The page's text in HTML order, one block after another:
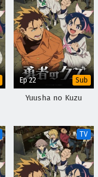
Ep 22 Sub
Yuusha no Kuzu
TV